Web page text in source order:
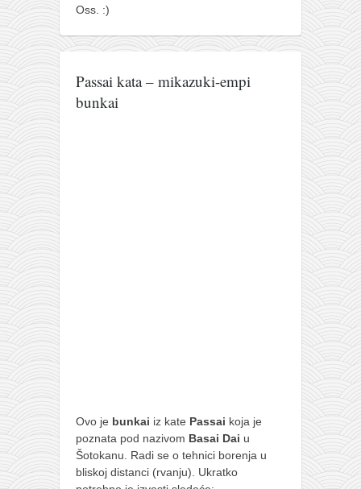
Oss. :)
Passai kata – mikazuki-empi
bunkai
Ovo je bunkai iz kate Passai koja je
poznata pod nazivom Basai Dai u
Šotokanu. Radi se o tehnici borenja u
bliskoj distanci (rvanju). Ukratko